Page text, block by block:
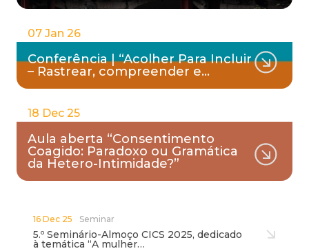
07 Jan 26
Conferência | “Acolher Para Incluir
– Rastrear, compreender e…
18 Dec 25
Aula aberta “Consentimento
Coagido: Paradoxo ou Gramática
da Hetero-Intimidade?”
16 Dec 25 Seminar
5.º Seminário-Almoço CICS 2025, dedicado
à temática “A mulher…